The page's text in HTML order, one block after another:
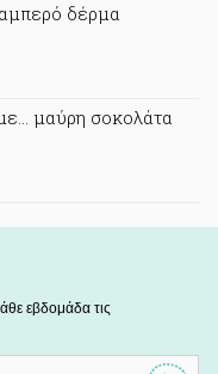
δέρμα
μαύρη σοκολάτα
εβδομάδα τις